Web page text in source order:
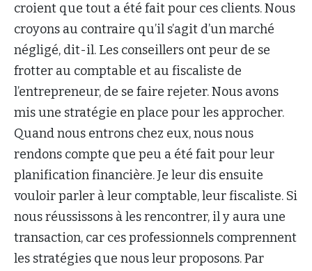
croient que tout a été fait pour ces clients. Nous
croyons au contraire qu’il s’agit d’un marché
négligé, dit-il. Les conseillers ont peur de se
frotter au comptable et au fiscaliste de
l’entrepreneur, de se faire rejeter. Nous avons
mis une stratégie en place pour les approcher.
Quand nous entrons chez eux, nous nous
rendons compte que peu a été fait pour leur
planification financière. Je leur dis ensuite
vouloir parler à leur comptable, leur fiscaliste. Si
nous réussissons à les rencontrer, il y aura une
transaction, car ces professionnels comprennent
les stratégies que nous leur proposons. Par